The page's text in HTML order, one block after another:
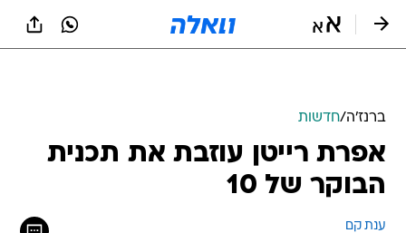
ברנז'ה/חדשות
אפרת רייטן עוזבת את תכנית
הבוקר של 10
ענת קם